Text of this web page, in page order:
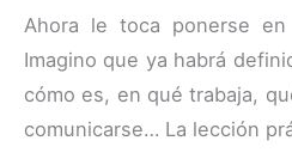
Ahora le toca ponerse
Imagino que ya habrá
cómo es, en qué trabaja,
comunicarse… La lección